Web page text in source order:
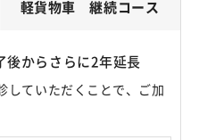
軽貨物車 継続コース
後からさらに2年延長
していただくことで、ご加